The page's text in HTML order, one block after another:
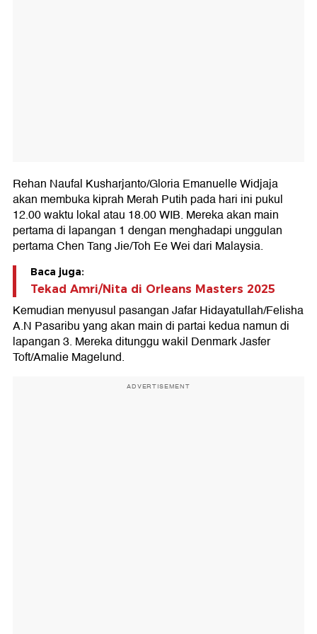
Rehan Naufal Kusharjanto/Gloria Emanuelle Widjaja
akan membuka kiprah Merah Putih pada hari ini pukul
12.00 waktu lokal atau 18.00 WIB. Mereka akan main
pertama di lapangan 1 dengan menghadapi unggulan
pertama Chen Tang Jie/Toh Ee Wei dari Malaysia.
Baca juga:
Tekad Amri/Nita di Orleans Masters 2025
Kemudian menyusul pasangan Jafar Hidayatullah/Felisha
A.N Pasaribu yang akan main di partai kedua namun di
lapangan 3. Mereka ditunggu wakil Denmark Jasfer
Toft/Amalie Magelund.
ADVERTISEMENT